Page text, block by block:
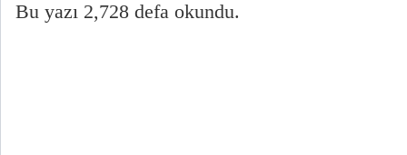
Bu yazı 2,728 defa okundu.